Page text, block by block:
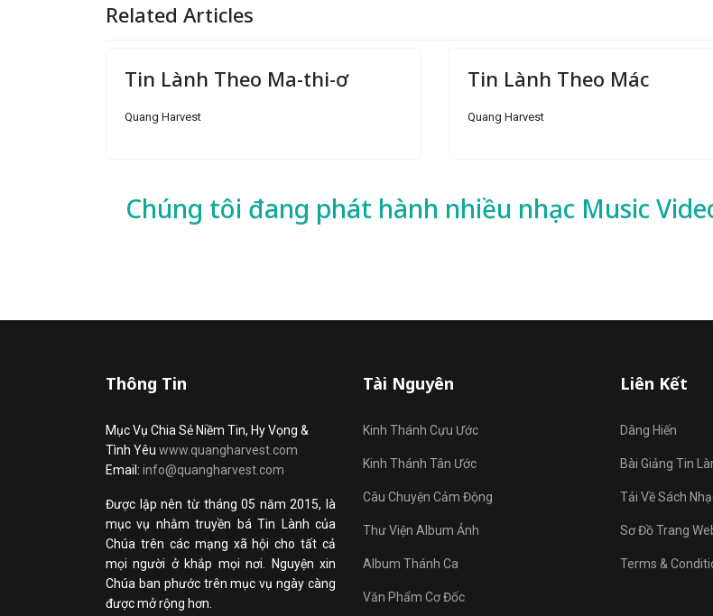
Related Articles
Tin Lành Theo Ma-thi-ơ
Quang Harvest
Tin Lành Theo Mác
Quang Harvest
Chúng tôi đang phát hành nhiều nhạc Music
Thông Tin
Mục Vụ Chia Sẻ Niềm Tin, Hy Vọng &
Tình Yêu www.quangharvest.com
Email: info@quangharvest.com
Được lập nên từ tháng 05 năm 2015, là
mục vụ nhằm truyền bá Tin Lành của
Chúa trên các mạng xã hội cho tất cả
mọi người ở khắp mọi nơi. Nguyện xin
Chúa ban phước trên mục vụ ngày càng
được mở rộng hơn.
Tài Nguyên
Kinh Thánh Cựu Ước
Kinh Thánh Tân Ước
Câu Chuyện Cảm Động
Thư Viện Album Ảnh
Album Thánh Ca
Văn Phẩm Cơ Đốc
Liên Kết
Dâng Hiến
Bài Giảng Tin
Tải Về Sách
Sơ Đồ Trang
Terms &